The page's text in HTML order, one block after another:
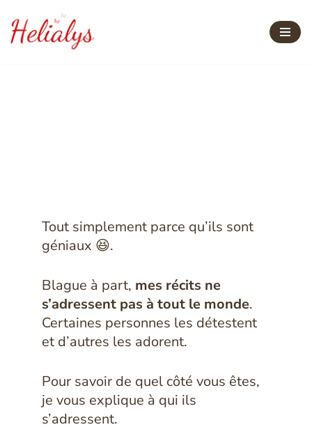
Aller
Tout simplement parce qu’ils sont
géniaux 😆.
Blague à part, mes récits ne
s’adressent pas à tout le monde.
Certaines personnes les détestent
et d’autres les adorent.
Pour savoir de quel côté vous êtes,
je vous explique à qui ils
s’adressent.